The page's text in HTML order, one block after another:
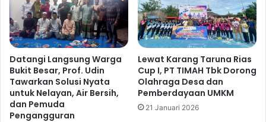
Datangi Langsung Warga
Bukit Besar, Prof. Udin
Tawarkan Solusi Nyata
untuk Nelayan, Air Bersih,
dan Pemuda
Pengangguran
Lewat Karang Taruna Rias
Cup I, PT TIMAH Tbk Dorong
Olahraga Desa dan
Pemberdayaan UMKM
21 Januari 2026